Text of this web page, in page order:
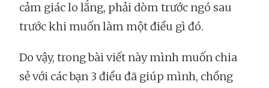
cảm giác lo lắng, phải dòm trước ngó sau
trước khi muốn làm một điều gì đó.
Do vậy, trong bài viết này mình muốn chia
sẻ với các bạn 3 điều đã giúp mình, chồng